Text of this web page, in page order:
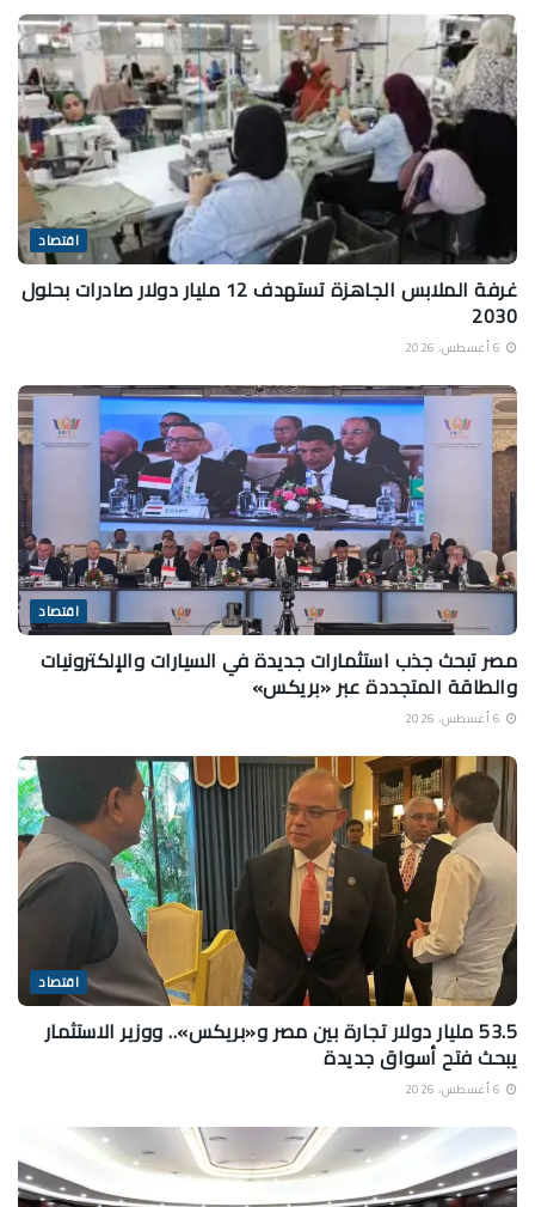
اقتصاد
غرفة الملابس الجاهزة تستهدف 12 مليار دولار صادرات بحلول
2030
اقتصاد
مصر تبحث جذب استثمارات جديدة في السيارات والإلكترونيات
والطاقة المتجددة عبر «بريكس»
اقتصاد
53.5 مليار دولار تجارة بين مصر و«بريكس».. ووزير الاستثمار
يبحث فتح أسواق جديدة